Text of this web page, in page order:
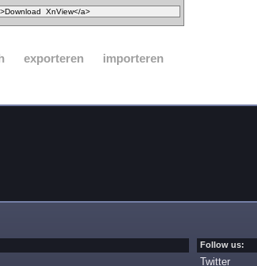
exporteren
importeren
Follow us:
Twitter